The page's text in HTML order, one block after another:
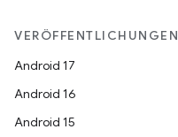
VERÖFFENTLICHUNGEN
Android 17
Android 16
Android 15